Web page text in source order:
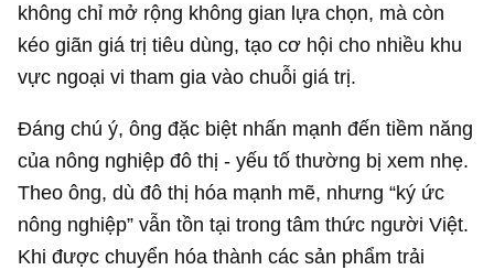
không chỉ mở rộng không gian lựa chọn, mà còn
kéo giãn giá trị tiêu dùng, tạo cơ hội cho nhiều khu
vực ngoại vi tham gia vào chuỗi giá trị.
Đáng chú ý, ông đặc biệt nhấn mạnh đến tiềm năng
của nông nghiệp đô thị - yếu tố thường bị xem nhẹ.
Theo ông, dù đô thị hóa mạnh mẽ, nhưng “ký ức
nông nghiệp” vẫn tồn tại trong tâm thức người Việt.
Khi được chuyển hóa thành các sản phẩm trải